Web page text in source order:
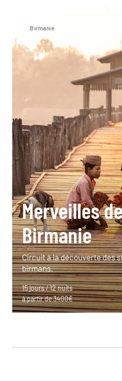
Birmanie
Merveilles
Birmanie
Circuit à la découverte des
birmans.
15 jours / 12 nuits
à partir de 3400€